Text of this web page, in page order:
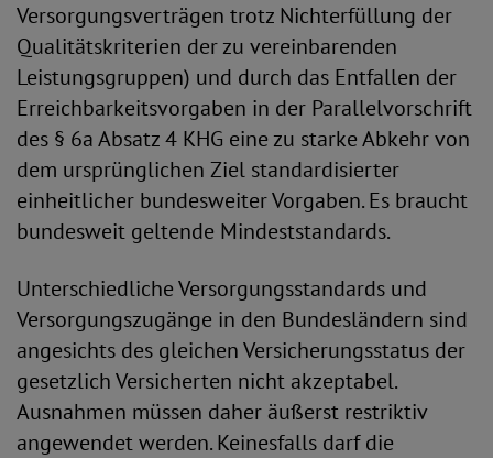
Versorgungsverträgen trotz Nichterfüllung der
Qualitätskriterien der zu vereinbarenden
Leistungsgruppen) und durch das Entfallen der
Erreichbarkeitsvorgaben in der Parallelvorschrift
des § 6a Absatz 4 KHG eine zu starke Abkehr von
dem ursprünglichen Ziel standardisierter
einheitlicher bundesweiter Vorgaben. Es braucht
bundesweit geltende Mindeststandards.
Unterschiedliche Versorgungsstandards und
Versorgungszugänge in den Bundesländern sind
angesichts des gleichen Versicherungsstatus der
gesetzlich Versicherten nicht akzeptabel.
Ausnahmen müssen daher äußerst restriktiv
angewendet werden. Keinesfalls darf die